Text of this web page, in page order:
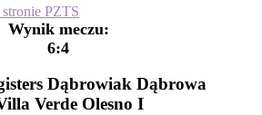
PZTS
Wynik meczu:
6:4
Dąbrowiak Dąbrowa
Verde Olesno I